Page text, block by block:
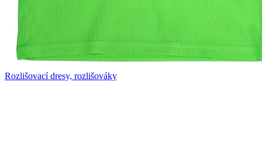
Rozlišovací dresy, rozlišováky